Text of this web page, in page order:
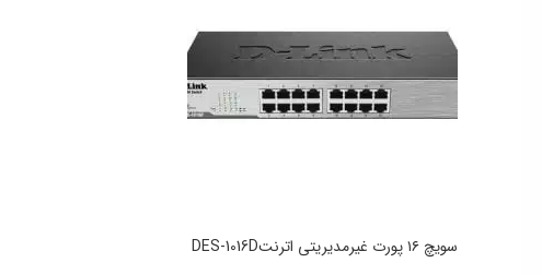
سویچ ۱۶ پورت غیرمدیریتی اترنتDES-1016D